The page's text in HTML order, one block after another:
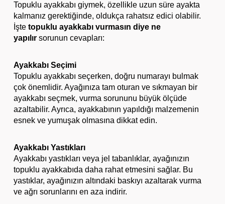
Topuklu ayakkabı giymek, özellikle uzun süre ayakta
kalmanız gerektiğinde, oldukça rahatsız edici olabilir.
İşte topuklu ayakkabı vurmasın diye ne
yapılırsorunun cevapları:
Ayakkabı Seçimi
Topuklu ayakkabı seçerken, doğru numarayı bulmak
çok önemlidir. Ayağınıza tam oturan ve sıkmayan bir
ayakkabı seçmek, vurma sorununu büyük ölçüde
azaltabilir. Ayrıca, ayakkabının yapıldığı malzemenin
esnek ve yumuşak olmasına dikkat edin.
Ayakkabı Yastıkları
Ayakkabı yastıkları veya jel tabanlıklar, ayağınızın
topuklu ayakkabıda daha rahat etmesini sağlar. Bu
yastıklar, ayağınızın altındaki baskıyı azaltarak vurma
ve ağrı sorunlarını en aza indirir.